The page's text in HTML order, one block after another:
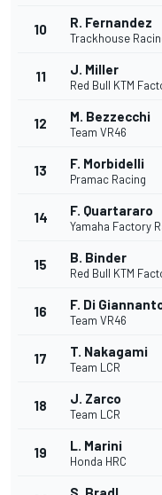
10 R. Fernandez
Trackhouse
11 J. Miller
Red Bull KTM
12 M. Bezzecchi
Team VR46
13 F. Morbidelli
Pramac Racing
14 F. Quartararo
Yamaha Factory
15 B. Binder
Red Bull KTM
16 F. Di
Team VR46
17 T. Nakagami
Team LCR
18 J. Zarco
Team LCR
19 L. Marini
Honda HRC